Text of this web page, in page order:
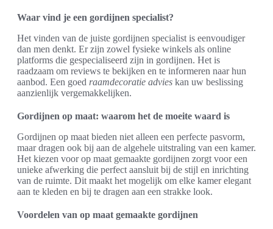
Waar vind je een gordijnen specialist?
Het vinden van de juiste gordijnen specialist is eenvoudiger
dan men denkt. Er zijn zowel fysieke winkels als online
platforms die gespecialiseerd zijn in gordijnen. Het is
raadzaam om reviews te bekijken en te informeren naar hun
aanbod. Een goed raamdecoratie advies kan uw beslissing
aanzienlijk vergemakkelijken.
Gordijnen op maat: waarom het de moeite waard is
Gordijnen op maat bieden niet alleen een perfecte pasvorm,
maar dragen ook bij aan de algehele uitstraling van een kamer.
Het kiezen voor op maat gemaakte gordijnen zorgt voor een
unieke afwerking die perfect aansluit bij de stijl en inrichting
van de ruimte. Dit maakt het mogelijk om elke kamer elegant
aan te kleden en bij te dragen aan een strakke look.
Voordelen van op maat gemaakte gordijnen